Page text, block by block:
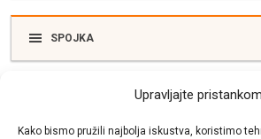
Upravljajte pristankom
Kako bismo pružili najbolja iskustva, koristimo
SPOJKA